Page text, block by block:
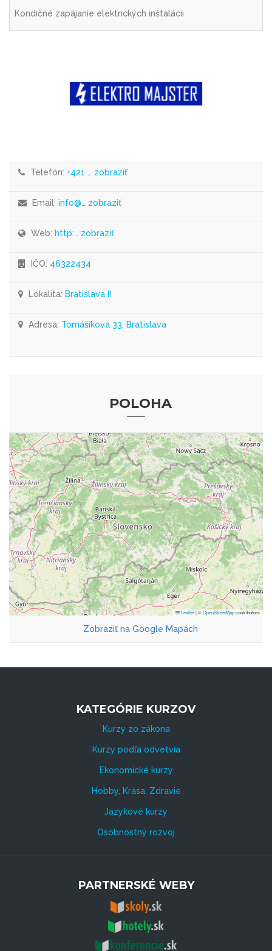
Kondičné zapájanie elektrických inštalácii
Telefón: +421 … zobraziť
Email: info@… zobraziť
Web: http:… zobraziť
IČO: 46322434
Lokalita: Bratislava II
Adresa: Tomášikova 33, Bratislava
POLOHA
Leaflet|©OpenStreetMapcontributors
Zobraziť na Google Mapách
KATEGÓRIE KURZOV
Kurzy zo zákona
Kurzy podľa odvetvia
Ekonomické kurzy
Hobby, Krása, Zdravie
Jazykové kurzy
Osobnostný rozvoj
PARTNERSKÉ WEBY